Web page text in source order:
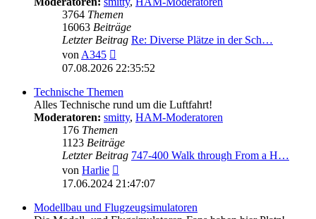
3764 Themen
16063 Beiträge
Letzter Beitrag Re: Diverse Plätze in der Sch…
vonA345
Beitrag
07.08.2026 22:35:52
Technische Themen
Alles Technische rund um die Luftfahrt!
Moderatoren: smitty, HAM-Moderatoren
176 Themen
1123 Beiträge
Letzter Beitrag 747-400 Walk through From a H…
von Harlie
Beitrag
17.06.2024 21:47:07
Modellbau und Flugzeugsimulatoren